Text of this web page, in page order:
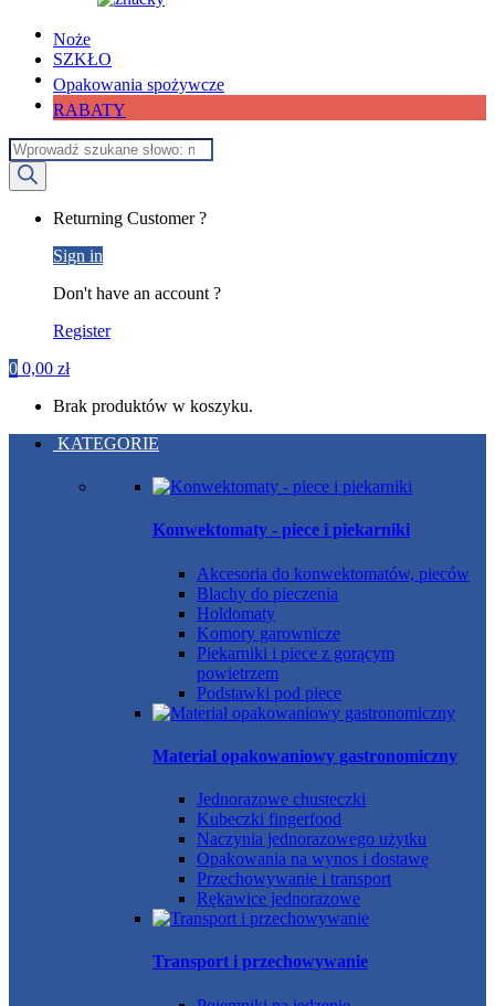
Noże
SZKŁO
Opakowania spożywcze
RABATY
Wyszukiwarka
produktów
Returning Customer ?
Sign in
Don't have an account ?
Register
0 0,00 zł
Brak produktów w koszyku.
KATEGORIE
Konwektomaty - piece i piekarniki
Akcesoria do konwektomatów, pieców
Blachy do pieczenia
Holdomaty
Komory garownicze
Piekarniki i piece z gorącym
powietrzem
Podstawki pod piece
Materiał opakowaniowy gastronomiczny
Jednorazowe chusteczki
Kubeczki fingerfood
Naczynia jednorazowego użytku
Opakowania na wynos i dostawę
Przechowywanie i transport
Rękawice jednorazowe
Transport i przechowywanie